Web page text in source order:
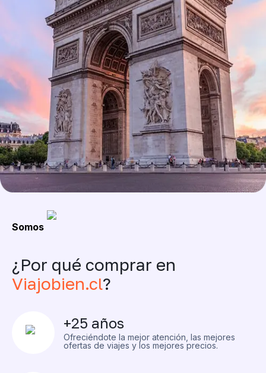
Somos
¿Por qué comprar en
Viajobien.cl?
+25 años
Ofreciéndote la mejor atención, las mejores
ofertas de viajes y los mejores precios.